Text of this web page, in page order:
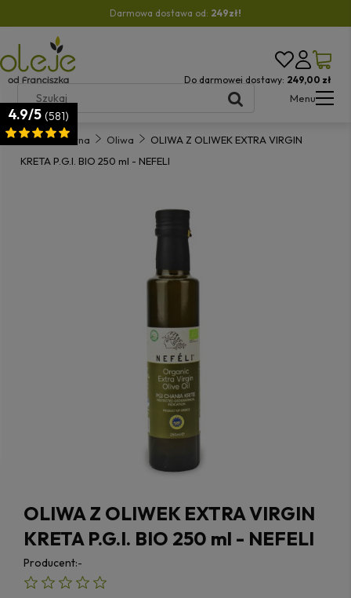
Darmowa dostawa od: 249zł!
Do darmowej dostawy: 249,00 zł
Menu
Strona główna Oliwa
OLIWA Z OLIWEK EXTRA VIRGIN
KRETA P.G.I. BIO 250 ml - NEFELI
OLIWA Z OLIWEK EXTRA VIRGIN
KRETA P.G.I. BIO 250 ml - NEFELI
Producent:-
4.9/5 (581)